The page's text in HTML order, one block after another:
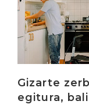
Gizarte
egitura,